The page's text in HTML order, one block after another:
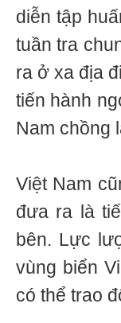
diễn tập
tuần tra
ra ở xa địa
tiến hành
Nam chồng
Việt Nam
đưa ra là
bên. Lực
vùng biển
có thể trao